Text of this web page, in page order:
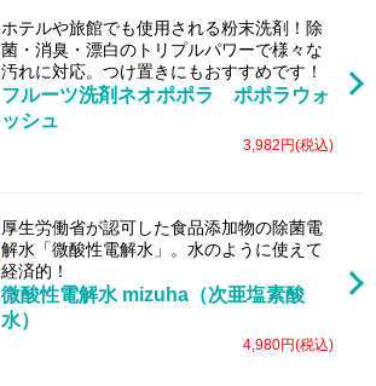
ホテルや旅館でも使用される粉末洗剤！除
菌・消臭・漂白のトリプルパワーで様々な
汚れに対応。つけ置きにもおすすめです！
フルーツ洗剤ネオポポラ ポポラウォ
ッシュ
3,982円(税込)
厚生労働省が認可した食品添加物の除菌電
解水「微酸性電解水」。水のように使えて
経済的！
微酸性電解水 mizuha（次亜塩素酸
水）
4,980円(税込)